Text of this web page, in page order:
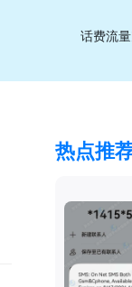
话费流
热点推